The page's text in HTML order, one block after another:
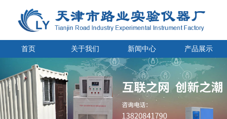
首页 关于我们 新闻中心 产品展示